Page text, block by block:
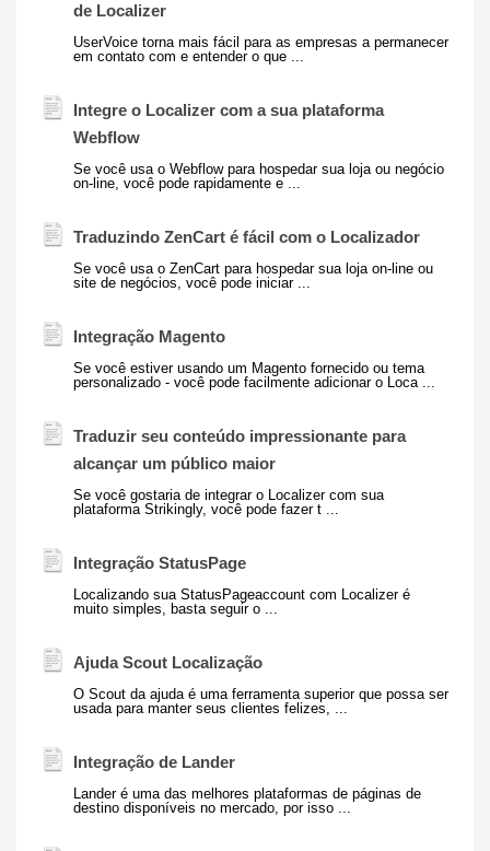
de Localizer
UserVoice torna mais fácil para as empresas a permanecer
em contato com e entender o que ...
Integre o Localizer com a sua plataforma
Webflow
Se você usa o Webflow para hospedar sua loja ou negócio
on-line, você pode rapidamente e ...
Traduzindo ZenCart é fácil com o Localizador
Se você usa o ZenCart para hospedar sua loja on-line ou
site de negócios, você pode iniciar ...
Integração Magento
Se você estiver usando um Magento fornecido ou tema
personalizado - você pode facilmente adicionar o Loca ...
Traduzir seu conteúdo impressionante para
alcançar um público maior
Se você gostaria de integrar o Localizer com sua
plataforma Strikingly, você pode fazer t ...
Integração StatusPage
Localizando sua StatusPageaccount com Localizer é
muito simples, basta seguir o ...
Ajuda Scout Localização
O Scout da ajuda é uma ferramenta superior que possa ser
usada para manter seus clientes felizes, ...
Integração de Lander
Lander é uma das melhores plataformas de páginas de
destino disponíveis no mercado, por isso ...